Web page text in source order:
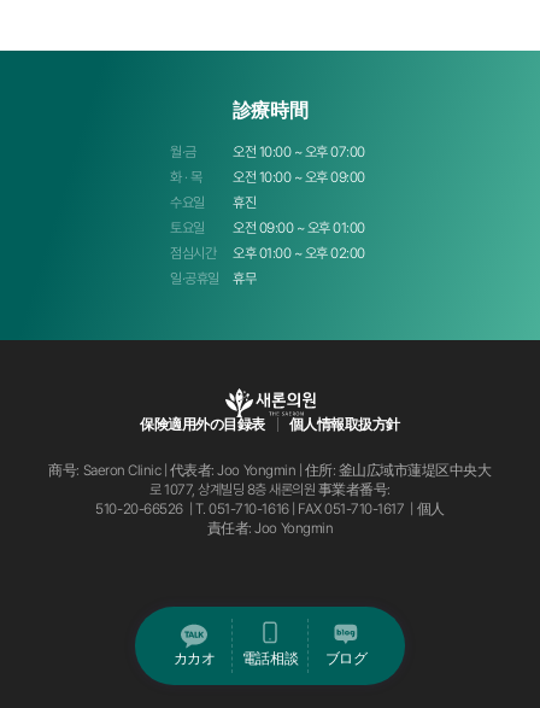
保険適用外の目録表 個人情報取扱方針
商号: Saeron Clinic | 代表者: Joo Yongmin | 住所: 釜山広域市蓮堤区中央大
로 1077, 상계빌딩 8층 새론의원 事業者番号:
510-20-66526 | T.051-710-1616| FAX 051-710-1617 | 個人
責任者: Joo Yongmin
診療時間
월·금
오전 10:00 ~ 오후 07:00
화 · 목
오전 10:00 ~ 오후 09:00
수요일
휴진
토요일
오전 09:00 ~ 오후 01:00
점심시간
오후 01:00 ~ 오후 02:00
일·공휴일
휴무
カカオ ブログ
電話相談